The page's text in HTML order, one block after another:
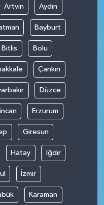
Artvin Aydın
Bayburt
Bitlis Bolu
Çankırı
Düzce
Erzurum
Giresun
Hatay Iğdır
İzmir
Karaman